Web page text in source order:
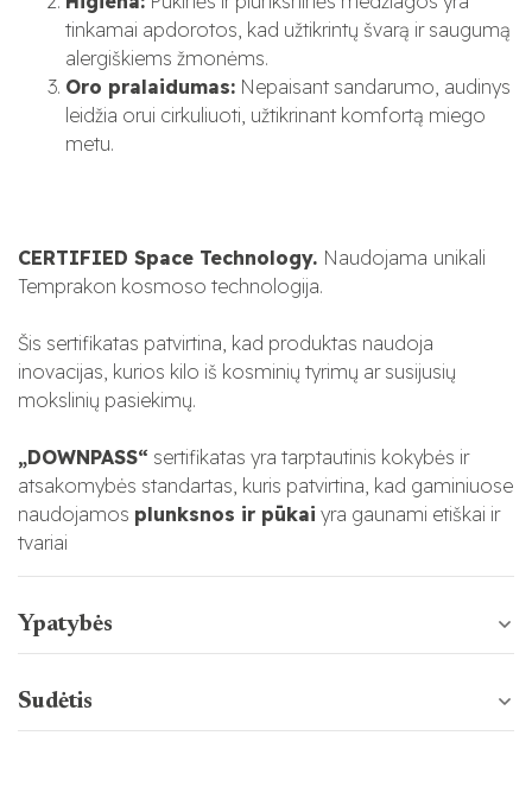
tinkamai apdorotos, kad užtikrintų švarą ir saugumą
alergiškiems žmonėms.
Oro pralaidumas: Nepaisant sandarumo, audinys
leidžia orui cirkuliuoti, užtikrinant komfortą miego
metu.
CERTIFIED Space Technology. Naudojama unikali
Temprakon kosmoso technologija.
Šis sertifikatas patvirtina, kad produktas naudoja
inovacijas, kurios kilo iš kosminių tyrimų ar susijusių
mokslinių pasiekimų.
„DOWNPASS“ sertifikatas yra tarptautinis kokybės ir
atsakomybės standartas, kuris patvirtina, kad gaminiuose
naudojamos plunksnos ir pūkai yra gaunami etiškai ir
tvariai
Ypatybės
Sudėtis